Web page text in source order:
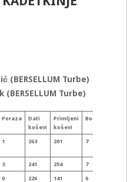
Turbe)
Turbe)
Poraza
Dati
koševi
Primljeni
koševi
Bodova
1 263 201 7
3 241 254 7
0 226 141 6